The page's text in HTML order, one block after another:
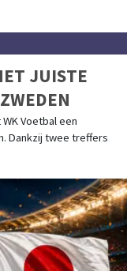
JUISTE
Voetbal een
Dankzij twee treffers